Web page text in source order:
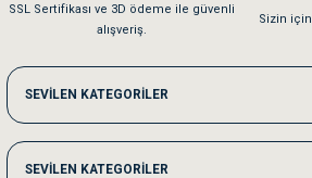
Kedilerim beğeniyorlar. Memnunuz. Uygun fiyatta
Me***** Ya******
Akşam verdiğim sipariş bir sonraki gün elime
SSL Sertifikası ve 3D ödeme ile güvenli
alışveriş.
Sizin
SEVİLEN KATEGORİLER
SEVİLEN KATEGORİLER